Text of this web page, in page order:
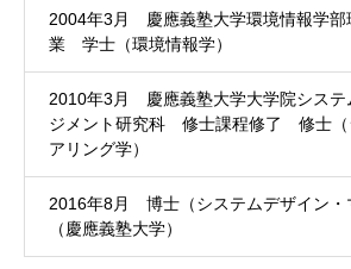
2004年3月 慶應義塾大学環境情報学部
業 学士（環境情報学）
2010年3月 慶應義塾大学大学院システ
ジメント研究科 修士課程修了 修士（
アリング学）
2016年8月 博士（システムデザイン・
（慶應義塾大学）